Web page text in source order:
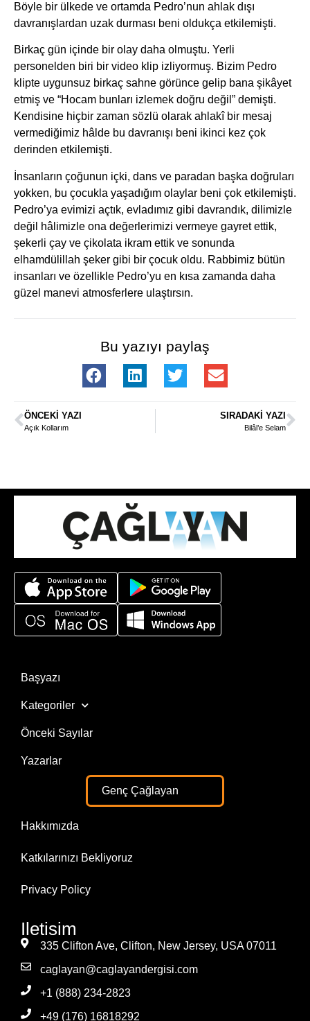
Böyle bir ülkede ve ortamda Pedro’nun ahlak dışı
davranışlardan uzak durması beni oldukça etkilemişti.
Birkaç gün içinde bir olay daha olmuştu. Yerli
personelden biri bir video klip izliyormuş. Bizim Pedro
klipte uygunsuz birkaç sahne görünce gelip bana şikâyet
etmiş ve “Hocam bunları izlemek doğru değil” demişti.
Kendisine hiçbir zaman sözlü olarak ahlakî bir mesaj
vermediğimiz hâlde bu davranışı beni ikinci kez çok
derinden etkilemişti.
İnsanların çoğunun içki, dans ve paradan başka doğruları
yokken, bu çocukla yaşadığım olaylar beni çok etkilemişti.
Pedro’ya evimizi açtık, evladımız gibi davrandık, dilimizle
değil hâlimizle ona değerlerimizi vermeye gayret ettik,
şekerli çay ve çikolata ikram ettik ve sonunda
elhamdülillah şeker gibi bir çocuk oldu. Rabbimiz bütün
insanları ve özellikle Pedro’yu en kısa zamanda daha
güzel manevi atmosferlere ulaştırsın.
Bu yazıyı paylaş
ÖNCEKI YAZI
Açık Kollarım
SIRADAKI YAZI
Bilâl’e Selam
Başyazı
Kategoriler
Önceki Sayılar
Yazarlar
Genç Çağlayan
Hakkımızda
Katkılarınızı Bekliyoruz
Privacy Policy
Iletisim
335 Clifton Ave, Clifton, New Jersey, USA 07011
caglayan@caglayandergisi.com
+1 (888) 234-2823
+49 (176) 16818292